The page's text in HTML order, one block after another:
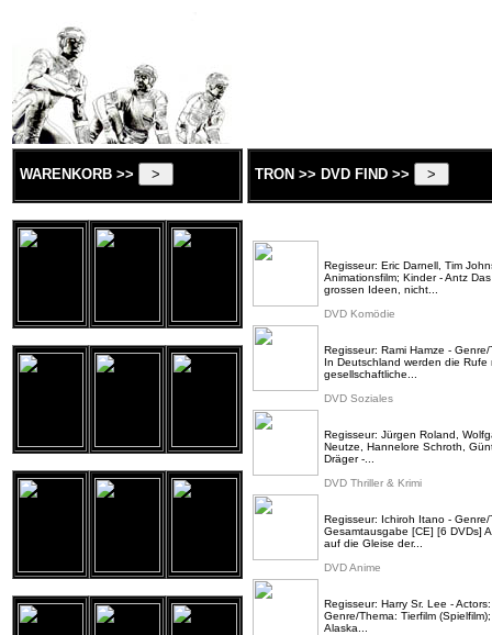
WARENKORB >> TRON >> DVD FIND >>
Regisseur: Eric Darnell, Tim
Animationsfilm; Kinder - Antz
grossen Ideen, nicht...
DVD Komödie
Regisseur: Rami Hamze -
In Deutschland werden die Rufe
gesellschaftliche...
DVD Soziales
Regisseur: Jürgen Roland,
Neutze, Hannelore Schroth,
Dräger -...
DVD Thriller & Krimi
Regisseur: Ichiroh Itano -
Gesamtausgabe [CE] [6 DVDs]
auf die Gleise der...
DVD Anime
Regisseur: Harry Sr. Lee -
Genre/Thema: Tierfilm
Alaska...